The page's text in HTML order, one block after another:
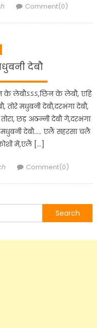
Comment(0)
देबौ
के लेबौऽऽऽ,छिन के लेबौ, एहि
तोरे मधुबनी देबौ,दरभंगा देबौ,
छड़ अठन्नी देबौ गे,दरभंगा
मधुबनी देबौ….. एलैं सहरसा चलै
में,एलैं […]
Comment(0)